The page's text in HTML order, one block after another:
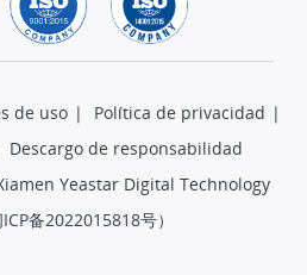
de uso | Política de privacidad |
Descargo de responsabilidad
Yeastar Digital Technology
ICP备2022015818号）